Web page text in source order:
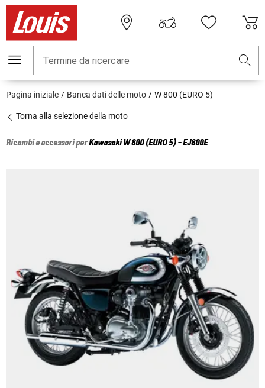
Termine da ricercare
Pagina iniziale Banca dati delle moto W 800 (EURO 5)
Torna alla selezione della moto
Ricambi e accessori perKawasakiW 800 (EURO 5) - EJ800E